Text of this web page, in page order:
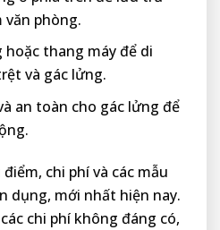
văn phòng.
thang máy để di
và gác lửng.
an toàn cho gác lửng để
chi phí và các mẫu
dụng, mới nhất hiện nay.
chi phí không đáng có,